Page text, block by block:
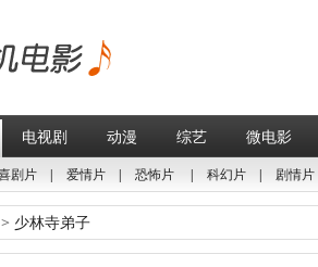
电视剧 动漫 综艺 微电影
剧片 | 爱情片 | 恐怖片 | 科幻片 | 剧情片
> 少林寺弟子